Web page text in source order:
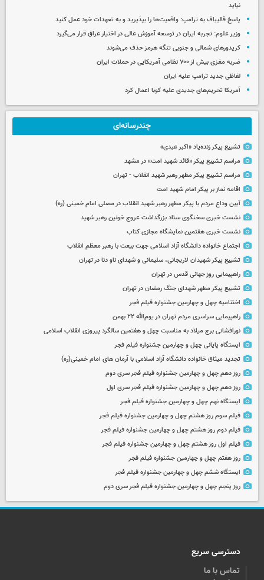
نیاید
پاسخ قالیباف به ترامپ: واقعیت‌ها را بپذیرید و به تعهدات خود عمل کنید
وزیر علوم: تجربه ایران در توسعه آموزش عالی در اختیار عراق قرار می‌گیرد
کریدورهای شمالی و جنوبی تنگه هرمز حذف می‌شوند
ضربه مغزی بیش از ۷۰۰ نظامی آمریکایی در حملات ایران
لفاظی جدید ترامپ علیه ایران
آمریکا تحریم‌های جدیدی علیه کوبا اعمال کرد
چندرسانه‌ای
تشییع پیکر زنده‌یاد «اکبر عبدی»
مراسم تشییع پیکر «قائد شهید امت» در مشهد
مراسم تشییع پیکر مطهر رهبر شهید انقلاب - تهران
اقامه نماز بر پیکر امام شهید امت
آیین وداع مردم با پیکر مطهر رهبر شهید انقلاب در مصلی امام خمینی (ره)
نشست خبری سخنگوی ستاد بزرگداشت عروج خونین رهبر شهید
نشست خبری هفتمین نمایشگاه مجازی کتاب
اجتماع خانواده دانشگاه آزاد اسلامی جهت بیعت با رهبر معظم انقلاب
تشییع پیکر شهیدان لاریجانی، سلیمانی و شهدای ناو دنا در تهران
راهپیمایی روز جهانی قدس در تهران
تشییع پیکر مطهر شهدای جنگ رمضان در تهران
اختتامیه چهل و چهارمین جشنواره فیلم فجر
راهپیمایی سراسری مردم تهران در یوم‌الله ۲۲ بهمن
نورافشانی برج میلاد به مناسبت چهل‌ و هفتمین سالگرد پیروزی انقلاب اسلامی
ایستگاه پایانی چهل و چهارمین جشنواره فیلم فجر
تجدید میثاق خانواده دانشگاه آزاد اسلامی با آرمان های امام خمینی(ره)
روز دهم چهل و چهارمین جشنواره فیلم فجر سری دوم
روز دهم چهل و چهارمین جشنواره فیلم فجر سری اول
ایستگاه نهم چهل و چهارمین جشنواره فیلم فجر
فیلم سوم روز هشتم چهل و چهارمین جشنواره فیلم فجر
فیلم دوم روز هشتم چهل و چهارمین جشنواره فیلم فجر
فیلم اول روز هشتم چهل و چهارمین جشنواره فیلم فجر
روز هفتم چهل و چهارمین جشنواره فیلم فجر
ایستگاه ششم چهل و چهارمین جشنواره فیلم فجر
روز پنجم چهل و چهارمین جشنواره فیلم فجر سری دوم
دسترسی سریع
تماس با ما